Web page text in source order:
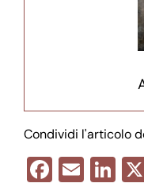
Condividi l'articolo
F E Li